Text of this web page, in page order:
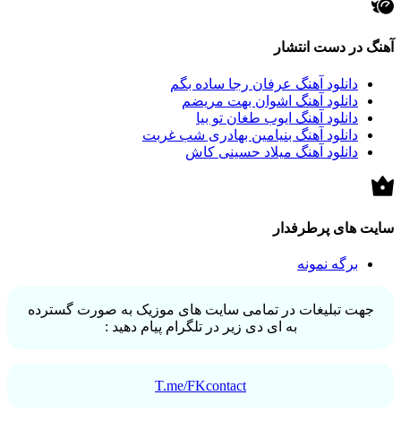
آهنگ در دست انتشار
دانلود آهنگ عرفان رجا ساده بگم
دانلود آهنگ اشوان بهت مریضم
دانلود آهنگ ایوب طغان تو بیا
دانلود آهنگ بنیامین بهادری شب غربت
دانلود آهنگ میلاد حسینی کاش
سایت های پرطرفدار
برگه نمونه
جهت تبلیغات در تمامی سایت های موزیک به صورت گسترده
به ای دی زیر در تلگرام پیام دهید :
T.me/FKcontact